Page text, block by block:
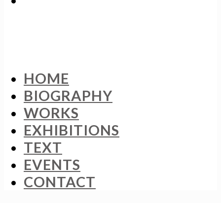
HOME
BIOGRAPHY
WORKS
EXHIBITIONS
TEXT
EVENTS
CONTACT